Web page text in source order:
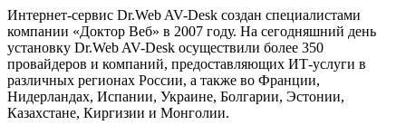
Интернет-сервис Dr.Web AV-Desk создан специалистами
компании «Доктор Веб» в 2007 году. На сегодняшний день
установку Dr.Web AV-Desk осуществили более 350
провайдеров и компаний, предоставляющих ИТ-услуги в
различных регионах России, а также во Франции,
Нидерландах, Испании, Украине, Болгарии, Эстонии,
Казахстане, Киргизии и Монголии.